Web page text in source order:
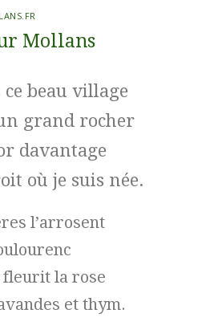
Mollans
ce beau village
grand rocher
davantage
où je suis née.
l’arrosent
fleurit la rose
et thym.